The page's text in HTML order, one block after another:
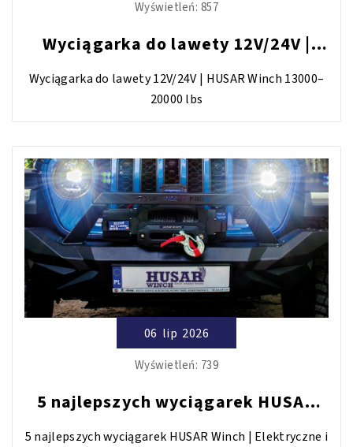
Wyświetleń: 857
Wyciągarka do lawety 12V/24V |
HUSAR Winch 13000–20000 lbs
Wyciągarka do lawety 12V/24V | HUSAR Winch 13000–
20000 lbs
06 lip 2026
Wyświetleń: 739
5 najlepszych wyciągarek HUSAR
Winch | Elektryczne i hydrauliczne
5 najlepszych wyciągarek HUSAR Winch | Elektryczne i